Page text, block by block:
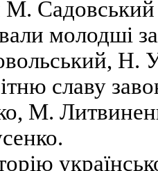
Садовський
молодші
славу
М.